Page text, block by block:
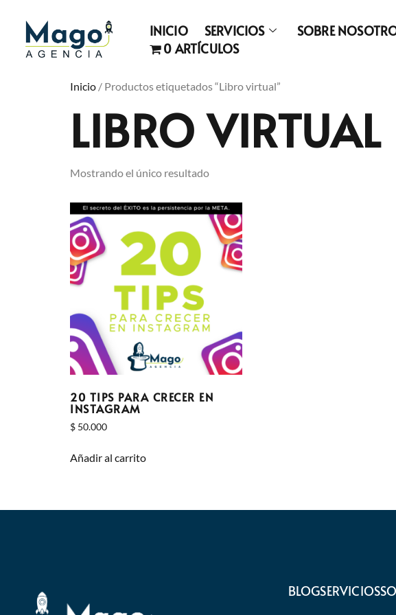
INICIO SERVICIOS SOBRE
0 ARTÍCULOS
Inicio / Productos etiquetados “Libro virtual”
LIBRO VIRTUAL
Mostrando el único resultado
20 TIPS PARA CRECER EN
INSTAGRAM
$ 50.000
Añadir al carrito
BLOGSERVICIOS